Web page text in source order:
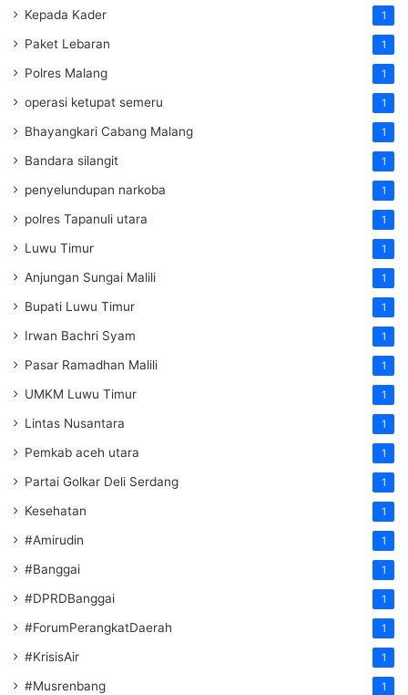
Kepada Kader 1
Paket Lebaran 1
Polres Malang 1
operasi ketupat semeru 1
Bhayangkari Cabang Malang 1
Bandara silangit 1
penyelundupan narkoba 1
polres Tapanuli utara 1
Luwu Timur 1
Anjungan Sungai Malili 1
Bupati Luwu Timur 1
Irwan Bachri Syam 1
Pasar Ramadhan Malili 1
UMKM Luwu Timur 1
Lintas Nusantara 1
Pemkab aceh utara 1
Partai Golkar Deli Serdang 1
Kesehatan 1
#Amirudin 1
#Banggai 1
#DPRDBanggai 1
#ForumPerangkatDaerah 1
#KrisisAir 1
#Musrenbang 1